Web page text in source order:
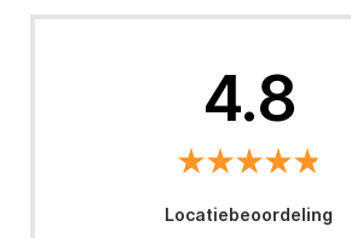
4.8
Locatiebeoordeling